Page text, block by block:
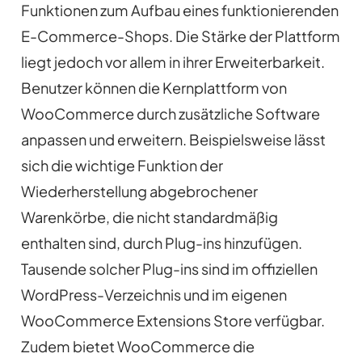
Funktionen zum Aufbau eines funktionierenden
E-Commerce-Shops. Die Stärke der Plattform
liegt jedoch vor allem in ihrer Erweiterbarkeit.
Benutzer können die Kernplattform von
WooCommerce durch zusätzliche Software
anpassen und erweitern. Beispielsweise lässt
sich die wichtige Funktion der
Wiederherstellung abgebrochener
Warenkörbe, die nicht standardmäßig
enthalten sind, durch Plug-ins hinzufügen.
Tausende solcher Plug-ins sind im offiziellen
WordPress-Verzeichnis und im eigenen
WooCommerce Extensions Store verfügbar.
Zudem bietet WooCommerce die